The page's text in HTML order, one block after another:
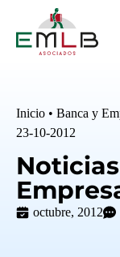
Inicio • Banca y
23-10-2012
octubre, 2012